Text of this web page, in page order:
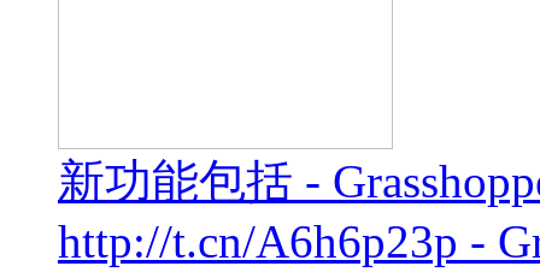
新功能包括 -
http://t.cn/A6h6p23p -